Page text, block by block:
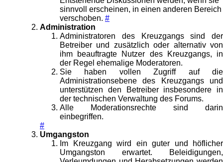
sinnvoll erscheinen, in einen anderen Bereich
verschoben. #
Administration
Administratoren des Kreuzgangs sind der
Betreiber und zusätzlich oder alternativ von
ihm beauftragte Nutzer des Kreuzgangs, in
der Regel ehemalige Moderatoren.
Sie haben vollen Zugriff auf die
Administrationsebene des Kreuzgangs und
unterstützen den Betreiber insbesondere in
der technischen Verwaltung des Forums.
Alle Moderationsrechte sind darin
einbegriffen.
#
Umgangston
Im Kreuzgang wird ein guter und höflicher
Umgangston erwartet. Beleidigungen,